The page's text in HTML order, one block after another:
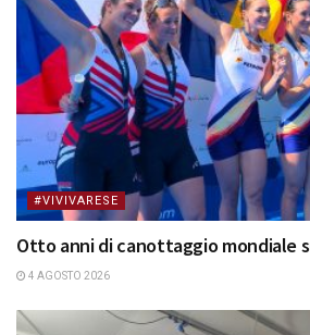
#VIVIVARESE
Otto anni di canottaggio mondiale
4 AGOSTO 2026